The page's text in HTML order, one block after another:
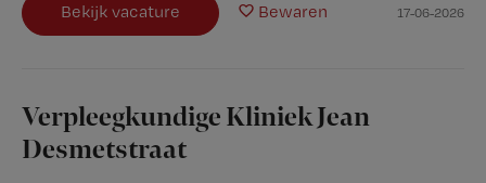
Bekijk vacature Bewaren 17-06-2026
Verpleegkundige Kliniek Jean
Desmetstraat